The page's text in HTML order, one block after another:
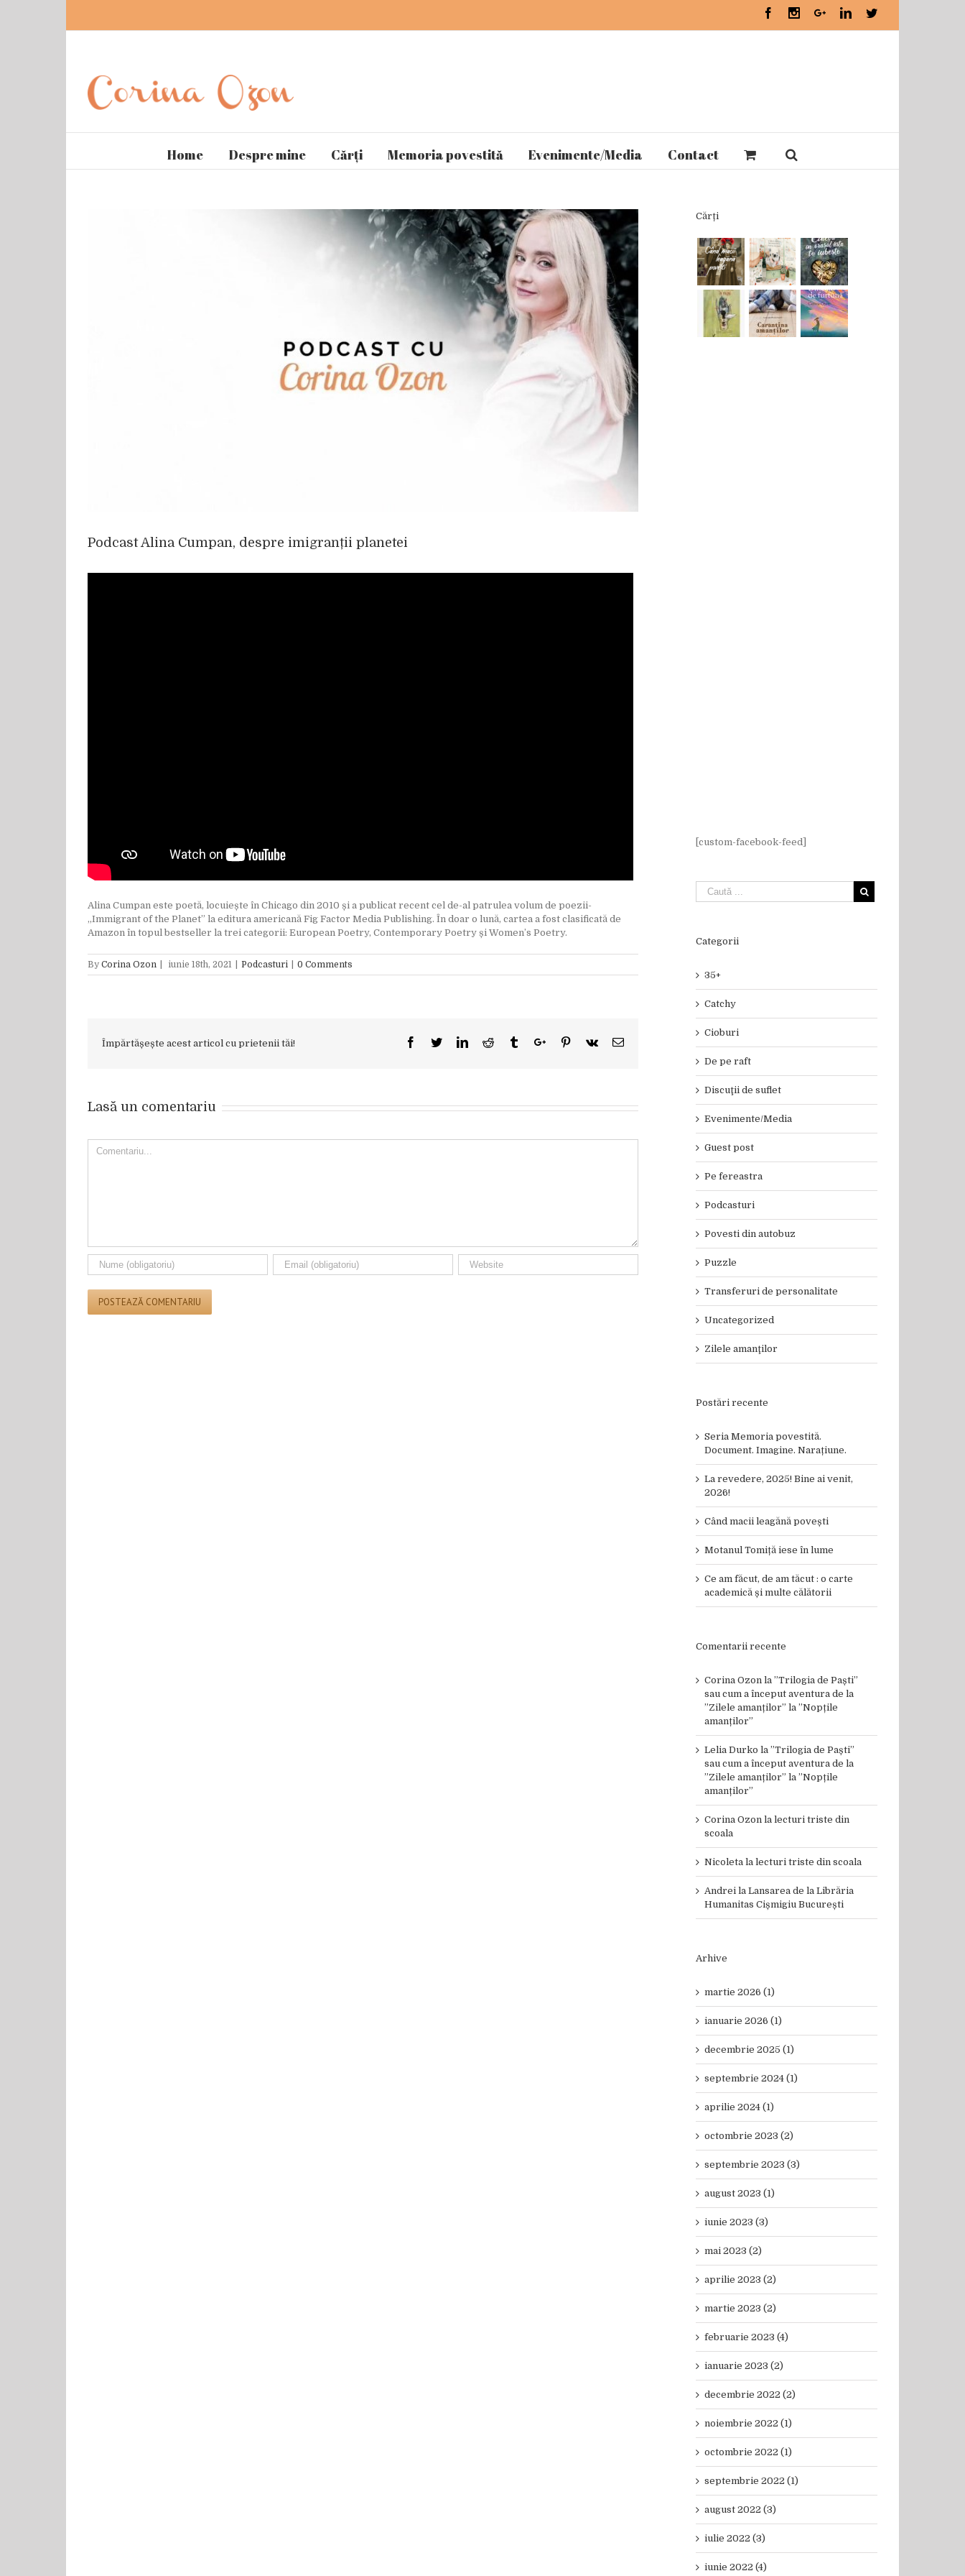
FacebookInstagramGoogle+LinkedinTwitter
Home Despre mine Cărți Memoria povestită Evenimente/Media Contact
Podcast Alina Cumpan, despre imigranții planetei
Alina Cumpan este poetă, locuiește în Chicago din 2010 și a publicat recent cel de-al patrulea volum de poezii-
„Immigrant of the Planet” la editura americană Fig Factor Media Publishing. În doar o lună, cartea a fost clasificată de
Amazon în topul bestseller la trei categorii: European Poetry, Contemporary Poetry și Women’s Poetry.
By Corina Ozon iunie 18th, 2021 Podcasturi 0 Comments
Împărtășește acest articol cu prietenii tăi! Facebook
TwitterLinkedinReddit TumblrGoogle+Pinterest
Vk Email
Lasă un comentariu
Comment
Cărți
[custom-facebook-feed]
Categorii
35+
Catchy
Cioburi
De pe raft
Discuţii de suflet
Evenimente/Media
Guest post
Pe fereastra
Podcasturi
Povesti din autobuz
Puzzle
Transferuri de personalitate
Uncategorized
Zilele amanţilor
Postări recente
Seria Memoria povestită.
Document. Imagine. Narațiune.
La revedere, 2025! Bine ai venit,
2026!
Când macii leagănă povești
Motanul Tomiță iese în lume
Ce am făcut, de am tăcut : o carte
academică și multe călătorii
Comentarii recente
Corina Ozon la ”Trilogia de Paști”
sau cum a început aventura de la
”Zilele amanților” la ”Nopțile
amanților”
Lelia Durko la ”Trilogia de Paști”
sau cum a început aventura de la
”Zilele amanților” la ”Nopțile
amanților”
Corina Ozon la lecturi triste din
scoala
Nicoleta la lecturi triste din scoala
Andrei la Lansarea de la Librăria
Humanitas Cișmigiu București
Arhive
martie 2026 (1)
ianuarie 2026 (1)
decembrie 2025 (1)
septembrie 2024 (1)
aprilie 2024 (1)
octombrie 2023 (2)
septembrie 2023 (3)
august 2023 (1)
iunie 2023 (3)
mai 2023 (2)
aprilie 2023 (2)
martie 2023 (2)
februarie 2023 (4)
ianuarie 2023 (2)
decembrie 2022 (2)
noiembrie 2022 (1)
octombrie 2022 (1)
septembrie 2022 (1)
august 2022 (3)
iulie 2022 (3)
iunie 2022 (4)